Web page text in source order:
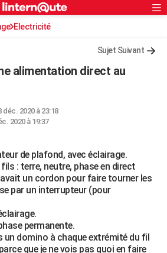
S'inscrire
Connexion
Electricité
Sujet Suivant
alimentation direct au
déc. 2020 à 23:18
2020 à 19:37
de plafond, avec éclairage.
: terre, neutre, phase en direct
un cordon pour faire tourner les
par un interrupteur (pour
permanente.
domino à chaque extrémité du fil
que je ne vois pas quoi en faire